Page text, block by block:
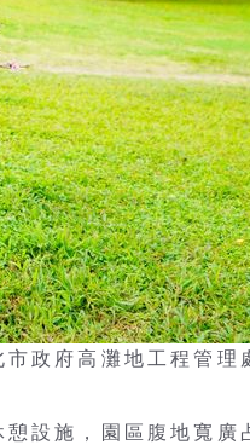
政府高灘地工程管理
設施，園區腹地寬廣